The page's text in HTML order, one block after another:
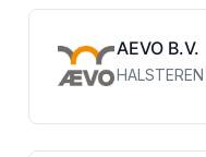
AEVO B.V.
HALSTEREN